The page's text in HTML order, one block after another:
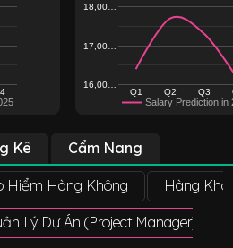
Salary Prediction in
Q1 Q2 Q3
16,00…
17,00…
18,00…
Kê Cẩm Nang
Hiểm Hàng Không Hàng
Lý Dự Án (Project Manager)